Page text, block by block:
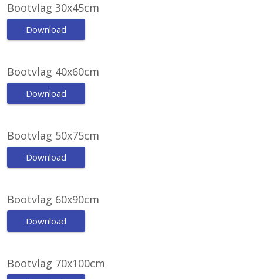
Bootvlag 30x45cm
Download
Bootvlag 40x60cm
Download
Bootvlag 50x75cm
Download
Bootvlag 60x90cm
Download
Bootvlag 70x100cm